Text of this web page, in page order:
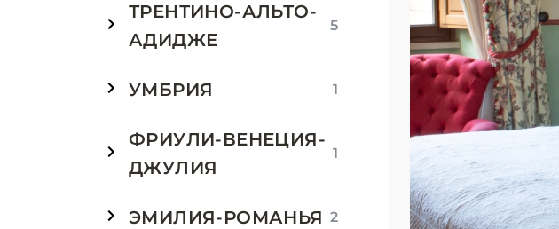
ТРЕНТИНО-АЛЬТО-
АДИДЖЕ
5
УМБРИЯ 1
ФРИУЛИ-ВЕНЕЦИЯ-
ДЖУЛИЯ
1
ЭМИЛИЯ-РОМАНЬЯ 2